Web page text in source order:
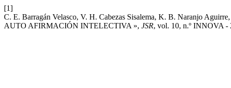
[1]
C. E. Barragán Velasco, V. H. Cabezas Sisalema, K. B. Naranjo
AUTO AFIRMACIÓN INTELECTIVA », JSR, vol. 10, n.º INNOVA -